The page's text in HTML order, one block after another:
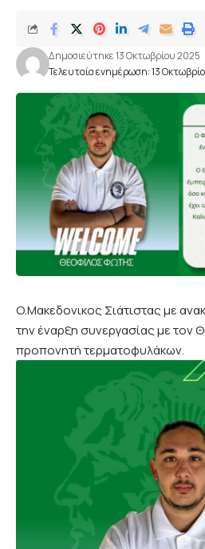
Τελευταία ενημέρωση: 13
Δημοσιεύτηκε 13 Οκτωβρίου 2025
Ο.Μακεδονικος Σιάτιστας με
την έναρξη συνεργασίας με τον
προπονητή τερματοφυλάκων.